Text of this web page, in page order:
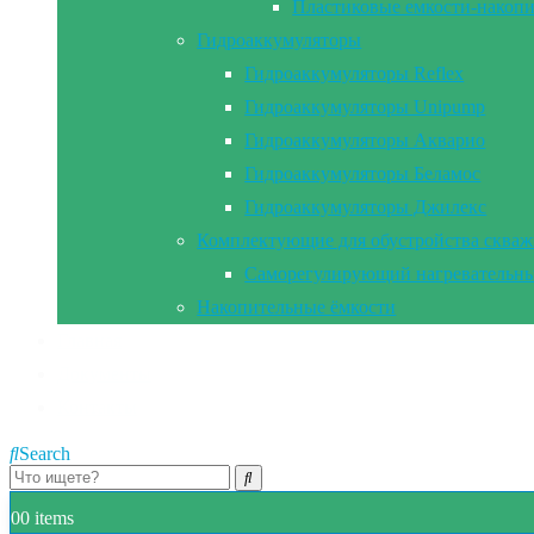
Пластиковые емкости-
Гидроаккумуляторы
Гидроаккумуляторы Reflex
Гидроаккумуляторы Unipump
Гидроаккумуляторы Акварио
Гидроаккумуляторы Беламос
Гидроаккумуляторы Джилекс
Комплектующие для обустройства
Саморегулирующий
Накопительные ёмкости
Search
00 items